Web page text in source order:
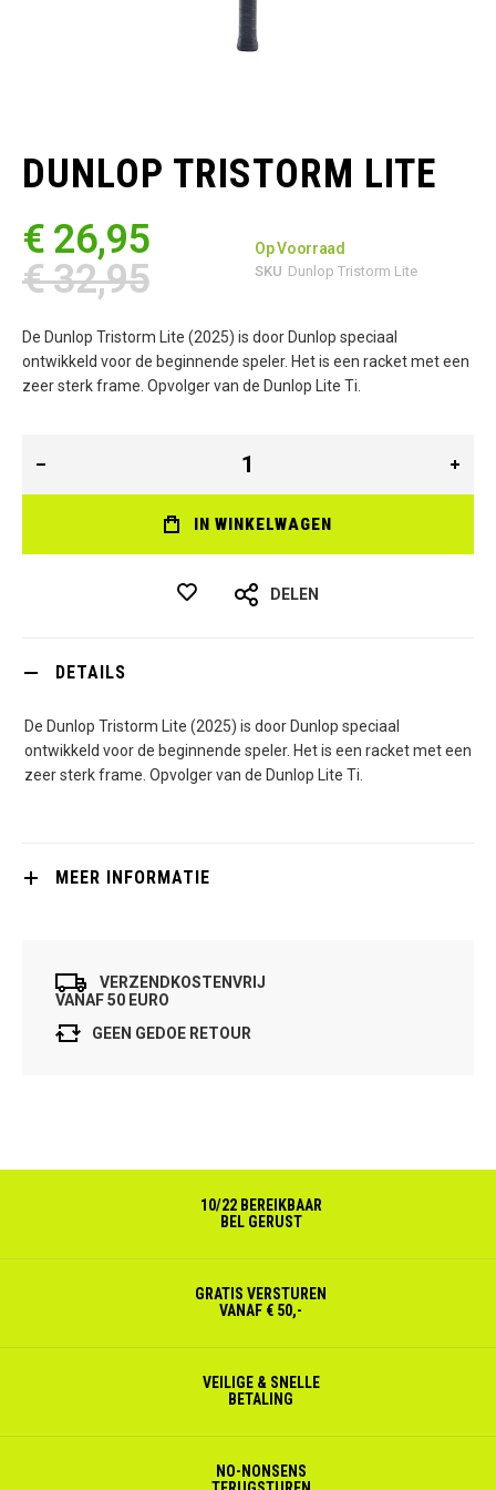
begin
van
afbeeldingen-
gallerij
DUNLOP TRISTORM LITE
€ 26,95
€ 32,95
Op Voorraad
SKU Dunlop Tristorm Lite
De Dunlop Tristorm Lite (2025) is door Dunlop speciaal
ontwikkeld voor de beginnende speler. Het is een racket met een
zeer sterk frame. Opvolger van de Dunlop Lite Ti.
IN WINKELWAGEN
DELEN
DETAILS
De Dunlop Tristorm Lite (2025) is door Dunlop speciaal
ontwikkeld voor de beginnende speler. Het is een racket met een
zeer sterk frame. Opvolger van de Dunlop Lite Ti.
MEER INFORMATIE
VERZENDKOSTENVRIJ
VANAF 50 EURO
GEEN GEDOE RETOUR
10/22 BEREIKBAAR
BEL GERUST
GRATIS VERSTUREN
VANAF € 50,-
VEILIGE & SNELLE
BETALING
NO-NONSENS